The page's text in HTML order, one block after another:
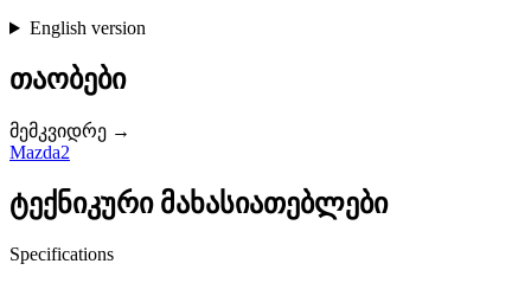
English version
თაობები
მემკვიდრე →
Mazda2
ტექნიკური მახასიათებლები
Specifications